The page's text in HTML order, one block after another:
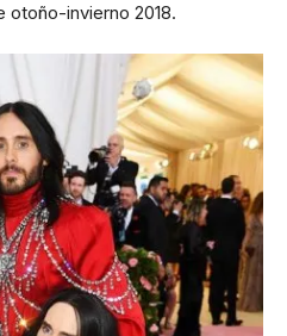
otoño-invierno 2018.